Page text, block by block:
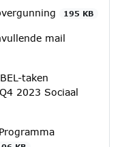
195 KB
mail
taken
2023 Sociaal